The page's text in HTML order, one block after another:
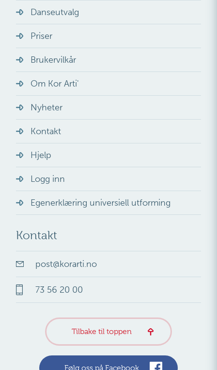
Danseutvalg
Priser
Brukervilkår
Om Kor Arti'
Nyheter
Kontakt
Hjelp
Logg inn
Egenerklæring universiell utforming
Kontakt
post@korarti.no
73 56 20 00
Tilbake til toppen
Følg oss på Facebook